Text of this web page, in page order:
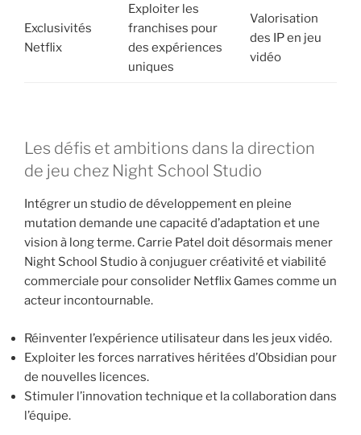
Exclusivités
Netflix
Exploiter les
franchises pour
des expériences
uniques
Valorisation
des IP en jeu
vidéo
Les défis et ambitions dans la direction
de jeu chez Night School Studio
Intégrer un studio de développement en pleine
mutation demande une capacité d’adaptation et une
vision à long terme. Carrie Patel doit désormais mener
Night School Studio à conjuguer créativité et viabilité
commerciale pour consolider Netflix Games comme un
acteur incontournable.
Réinventer l’expérience utilisateur dans les jeux vidéo.
Exploiter les forces narratives héritées d’Obsidian pour
de nouvelles licences.
Stimuler l’innovation technique et la collaboration dans
l’équipe.